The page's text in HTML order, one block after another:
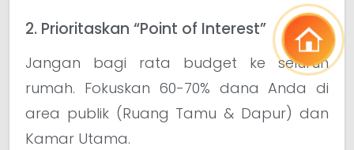
2. Prioritaskan “Point of Interest”
Jangan bagi rata budget ke seluruh
rumah. Fokuskan 60-70% dana Anda di
area publik (Ruang Tamu & Dapur) dan
Kamar Utama.